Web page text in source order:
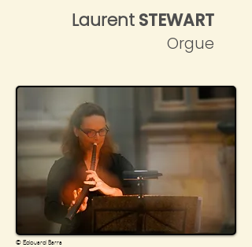
Laurent STEWART
Orgue
© Edouard Barra